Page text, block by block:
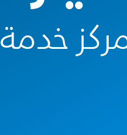
خدمة